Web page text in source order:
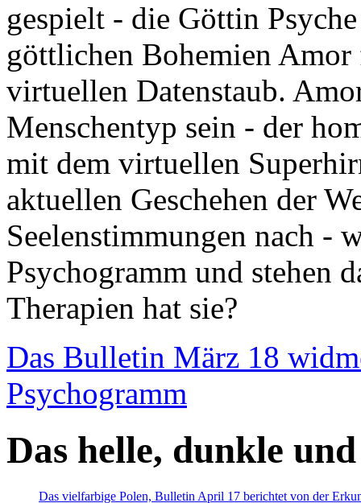
gespielt - die Göttin
göttlichen Bohemien
virtuellen Datenstaub.
Menschentyp sein - der
mit dem virtuellen
aktuellen Geschehen der
Seelenstimmungen nach -
Psychogramm und stehen
Therapien hat sie?
Das Bulletin März 18
Psychogramm
Das helle, dunkle
Das vielfarbige Polen, Bulletin April 17 berichtet von der